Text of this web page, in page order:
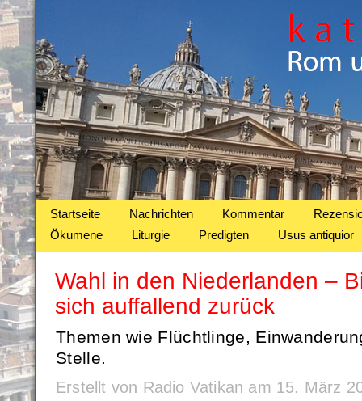
Startseite Nachrichten Kommentar
Ökumene
Liturgie Predigten Usus antiquior
Wahl in den Niederlanden –
sich auffallend zurück
Themen wie Flüchtlinge,
Stelle.
Erstellt von Radio Vatikan am 15. März